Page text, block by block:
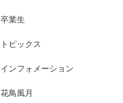
卒業生
トピックス
インフォメーション
花鳥風月